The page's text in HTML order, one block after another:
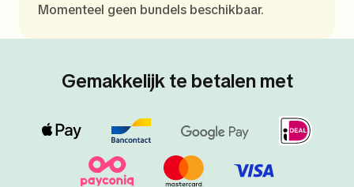
Momenteel geen bundels beschikbaar.
Gemakkelijk te betalen met